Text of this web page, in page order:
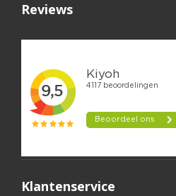
Reviews
Klantenservice